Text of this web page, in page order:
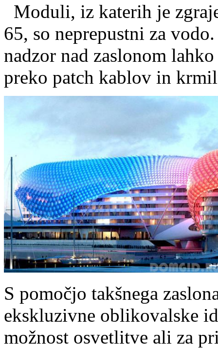
Moduli, iz katerih je
65, so neprepustni za
nadzor nad zaslonom
preko patch kablov in
S pomočjo takšnega
ekskluzivne oblikovalske
možnost osvetlitve ali za